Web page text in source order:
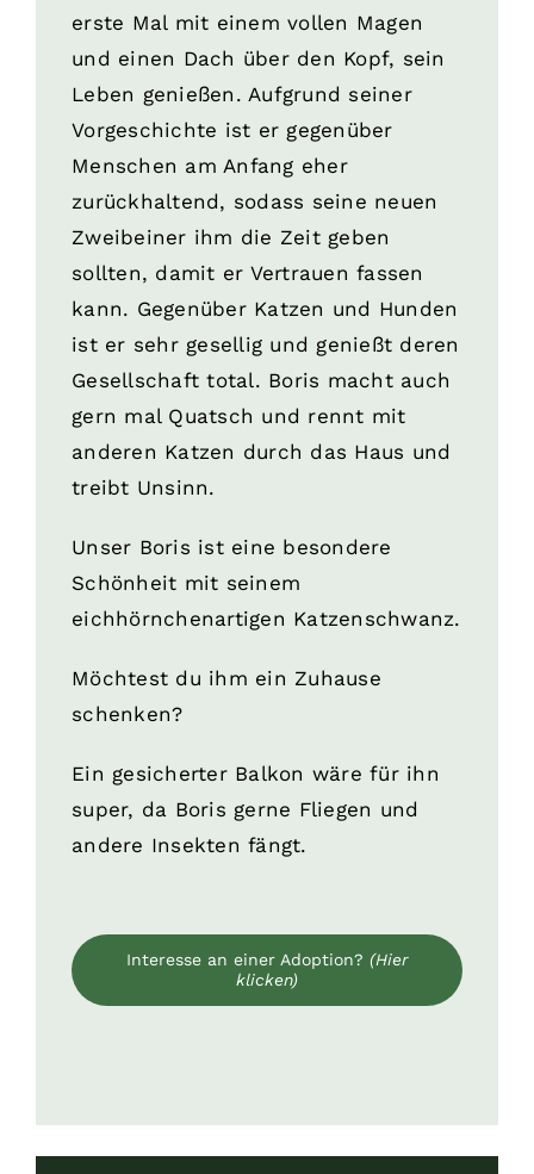
erste Mal mit einem vollen Magen
und einen Dach über den Kopf, sein
Leben genießen. Aufgrund seiner
Vorgeschichte ist er gegenüber
Menschen am Anfang eher
zurückhaltend, sodass seine neuen
Zweibeiner ihm die Zeit geben
sollten, damit er Vertrauen fassen
kann. Gegenüber Katzen und Hunden
ist er sehr gesellig und genießt deren
Gesellschaft total. Boris macht auch
gern mal Quatsch und rennt mit
anderen Katzen durch das Haus und
treibt Unsinn.
Unser Boris ist eine besondere
Schönheit mit seinem
eichhörnchenartigen Katzenschwanz.
Möchtest du ihm ein Zuhause
schenken?
Ein gesicherter Balkon wäre für ihn
super, da Boris gerne Fliegen und
andere Insekten fängt.
Interesse an einer Adoption? (Hier
klicken)